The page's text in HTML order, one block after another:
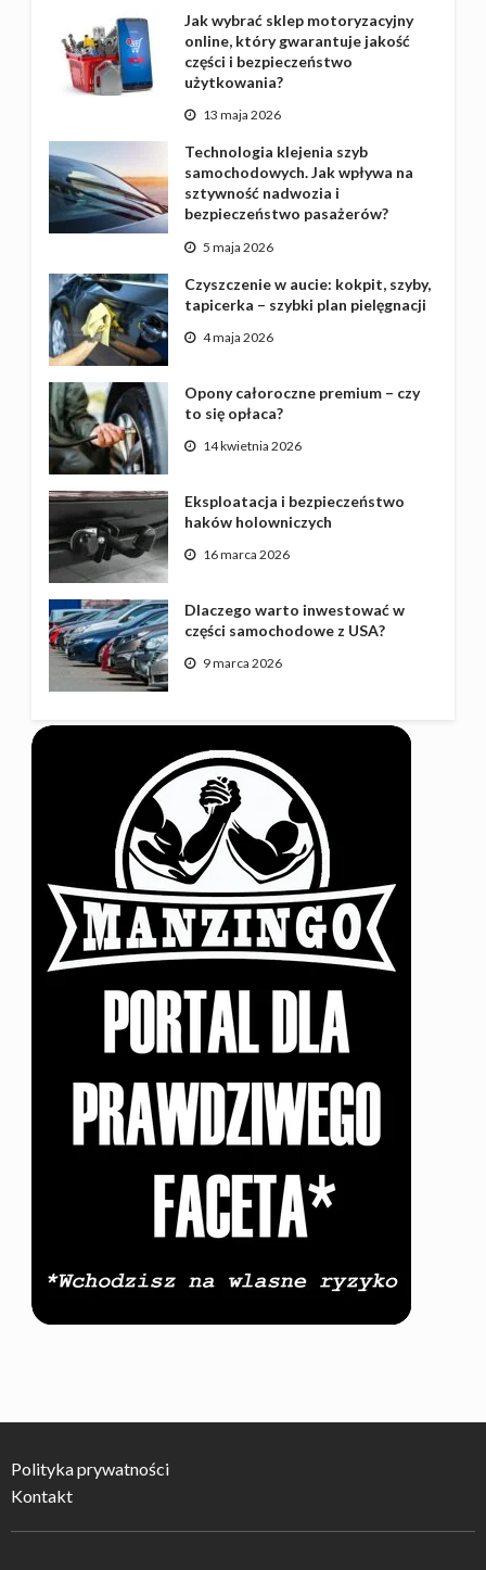
Jak wybrać sklep motoryzacyjny
online, który gwarantuje jakość
części i bezpieczeństwo
użytkowania?
13 maja 2026
Technologia klejenia szyb
samochodowych. Jak wpływa na
sztywność nadwozia i
bezpieczeństwo pasażerów?
5 maja 2026
Czyszczenie w aucie: kokpit, szyby,
tapicerka – szybki plan pielęgnacji
4 maja 2026
Opony całoroczne premium – czy
to się opłaca?
14 kwietnia 2026
Eksploatacja i bezpieczeństwo
haków holowniczych
16 marca 2026
Dlaczego warto inwestować w
części samochodowe z USA?
9 marca 2026
Polityka prywatności
Kontakt